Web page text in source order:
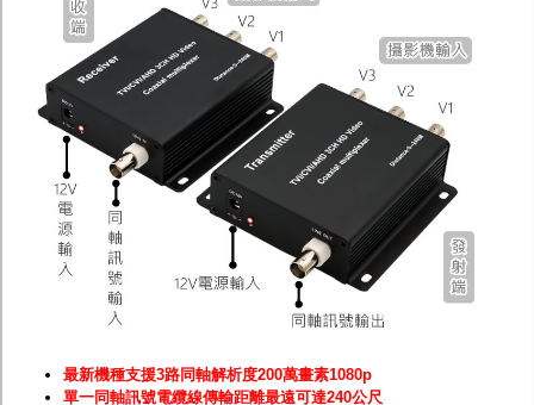
最新機種支援3路同軸解析度200萬畫素1080p
單一同軸訊號電纜線傳輸距離最遠可達240公尺